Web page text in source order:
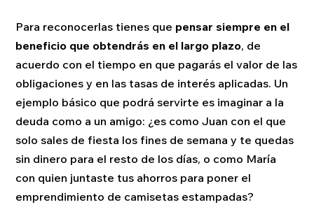
Para reconocerlas tienes que pensar siempre en el
beneficio que obtendrás en el largo plazo, de
acuerdo con el tiempo en que pagarás el valor de las
obligaciones y en las tasas de interés aplicadas. Un
ejemplo básico que podrá servirte es imaginar a la
deuda como a un amigo: ¿es como Juan con el que
solo sales de fiesta los fines de semana y te quedas
sin dinero para el resto de los días, o como María
con quien juntaste tus ahorros para poner el
emprendimiento de camisetas estampadas?